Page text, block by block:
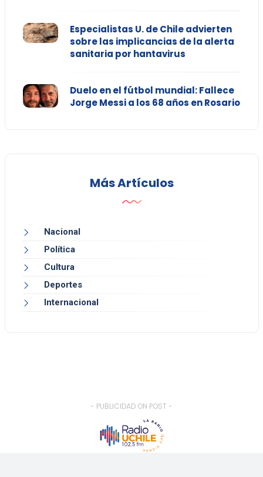
Especialistas U. de Chile advierten
sobre las implicancias de la alerta
sanitaria por hantavirus
Duelo en el fútbol mundial: Fallece
Jorge Messi a los 68 años en Rosario
Más Artículos
Nacional
Política
Cultura
Deportes
Internacional
- PUBLICIDAD ON POST -